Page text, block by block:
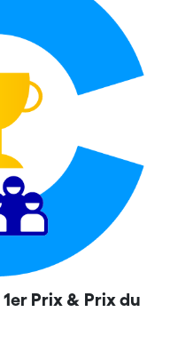
Prix & Prix du